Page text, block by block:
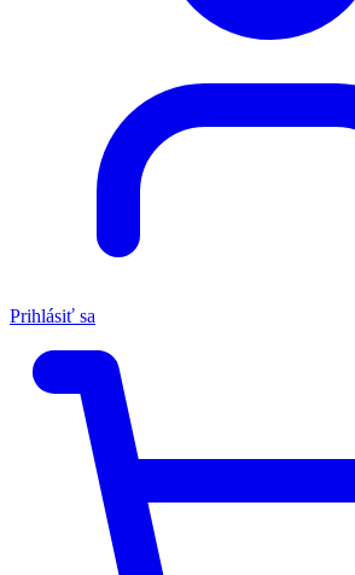
Prihlásiť sa